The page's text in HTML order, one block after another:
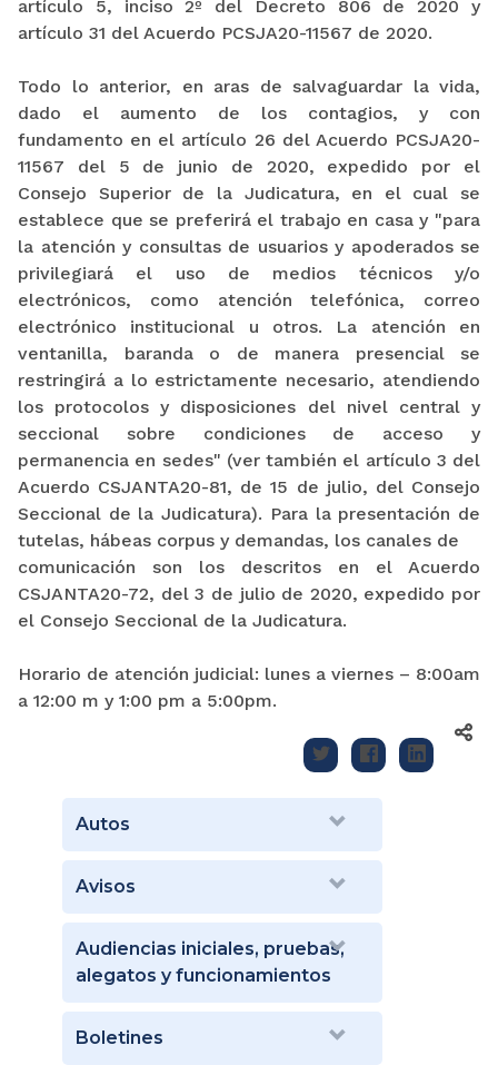
artículo 5, inciso 2º del Decreto 806 de 2020 y
artículo 31 del Acuerdo PCSJA20-11567 de 2020.
Todo lo anterior, en aras de salvaguardar la vida,
dado el aumento de los contagios, y con
fundamento en el artículo 26 del Acuerdo PCSJA20-
11567 del 5 de junio de 2020, expedido por el
Consejo Superior de la Judicatura, en el cual se
establece que se preferirá el trabajo en casa y "para
la atención y consultas de usuarios y apoderados se
privilegiará el uso de medios técnicos y/o
electrónicos, como atención telefónica, correo
electrónico institucional u otros. La atención en
ventanilla, baranda o de manera presencial se
restringirá a lo estrictamente necesario, atendiendo
los protocolos y disposiciones del nivel central y
seccional sobre condiciones de acceso y
permanencia en sedes" (ver también el artículo 3 del
Acuerdo CSJANTA20-81, de 15 de julio, del Consejo
Seccional de la Judicatura). Para la presentación de
tutelas, hábeas corpus y demandas, los canales de
comunicación son los descritos en el Acuerdo
CSJANTA20-72, del 3 de julio de 2020, expedido por
el Consejo Seccional de la Judicatura.
Horario de atención judicial: lunes a viernes – 8:00am
a 12:00 m y 1:00 pm a 5:00pm.
Autos
Avisos
Audiencias iniciales, pruebas,
alegatos y funcionamientos
Boletines